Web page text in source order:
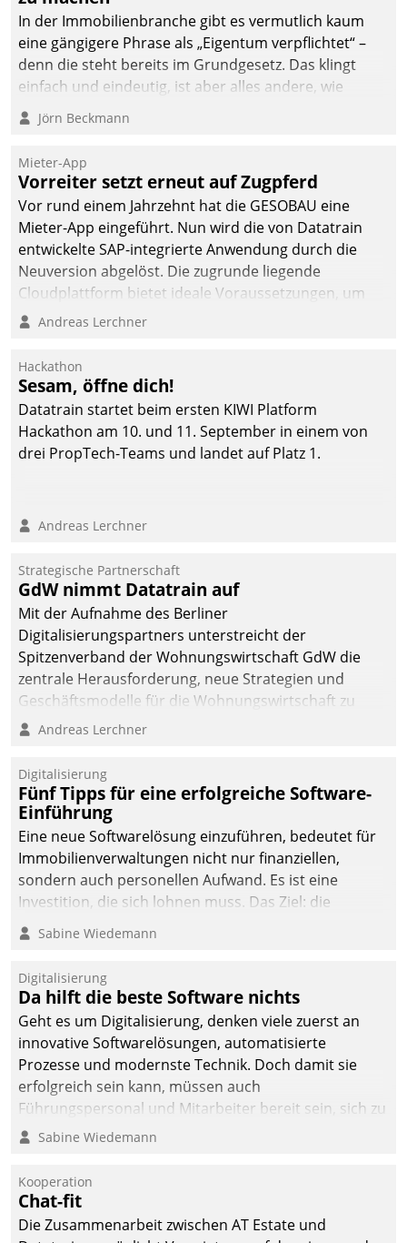
In der Immobilienbranche gibt es vermutlich kaum
eine gängigere Phrase als „Eigentum verpflichtet“ –
denn die steht bereits im Grundgesetz. Das klingt
einfach und eindeutig, ist aber alles andere, wie
Branchenbeschäftigte wissen. Denn mit der
Verantwortung folgen Verpflichtungen.
Jörn Beckmann
Mieter-App
Vorreiter setzt erneut auf Zugpferd
Vor rund einem Jahrzehnt hat die GESOBAU eine
Mieter-App eingeführt. Nun wird die von Datatrain
entwickelte SAP-integrierte Anwendung durch die
Neuversion abgelöst. Die zugrunde liegende
Cloudplattform bietet ideale Voraussetzungen, um
die Funktionalität der App zu erweitern und weitere
integrieren.
Andreas Lerchner
Hackathon
Sesam, öffne dich!
Datatrain startet beim ersten KIWI Platform
Hackathon am 10. und 11. September in einem von
drei PropTech-Teams und landet auf Platz 1.
Andreas Lerchner
Strategische Partnerschaft
GdW nimmt Datatrain auf
Mit der Aufnahme des Berliner
Digitalisierungspartners unterstreicht der
Spitzenverband der Wohnungswirtschaft GdW die
zentrale Herausforderung, neue Strategien und
Geschäftsmodelle für die Wohnungswirtschaft zu
entwickeln.
Andreas Lerchner
Digitalisierung
Fünf Tipps für eine erfolgreiche Software-
Einführung
Eine neue Softwarelösung einzuführen, bedeutet für
Immobilienverwaltungen nicht nur finanziellen,
sondern auch personellen Aufwand. Es ist eine
Investition, die sich lohnen muss. Das Ziel: die
nachhaltige Optimierung der Geschäftsabläufe. Damit
dieses Ziel erreicht wird, sollten einige Grundregeln
Sabine Wiedemann
Digitalisierung
Da hilft die beste Software nichts
Geht es um Digitalisierung, denken viele zuerst an
innovative Softwarelösungen, automatisierte
Prozesse und modernste Technik. Doch damit sie
erfolgreich sein kann, müssen auch
Führungspersonal und Mitarbeiter bereit sein, sich zu
verändern und anzupassen, sonst werden sie an ihr
Sabine Wiedemann
Kooperation
Chat-fit
Die Zusammenarbeit zwischen AT Estate und